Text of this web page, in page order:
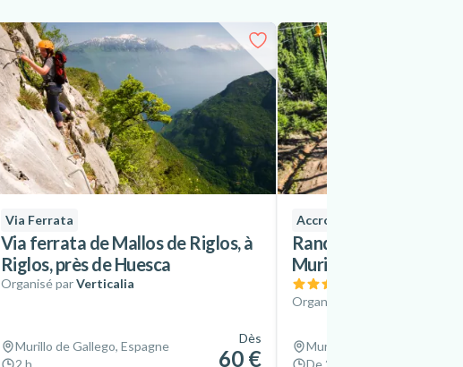
Via Ferrata
Via ferrata de Mallos de Riglos, à
Riglos, près de Huesca
Organisé parVerticalia
Murillo de Gallego, Espagne
Dès
60 €
Accrobranche
Randonnée
Murillo de Gallego,
Organisé par
Murillo de Gallego, Espagne